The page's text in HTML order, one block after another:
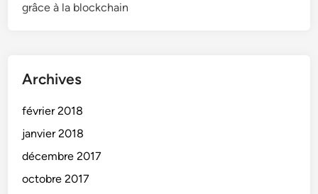
grâce à la blockchain
Archives
février 2018
janvier 2018
décembre 2017
octobre 2017